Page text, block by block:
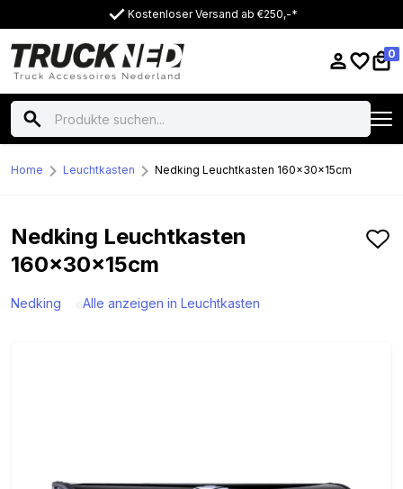
Kostenloser Versand ab €250,-*
0
Home Leuchtkasten Nedking Leuchtkasten 160x30x15cm
Nedking Leuchtkasten
160x30x15cm
Nedking Alle anzeigen in Leuchtkasten